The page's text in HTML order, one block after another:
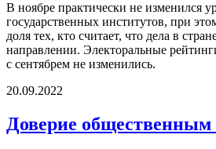
В ноябре практически не изменился
государственных институтов, при
доля тех, кто считает, что дела в
направлении. Электоральные
с сентябрем не изменились.
20.09.2022
Доверие общественным